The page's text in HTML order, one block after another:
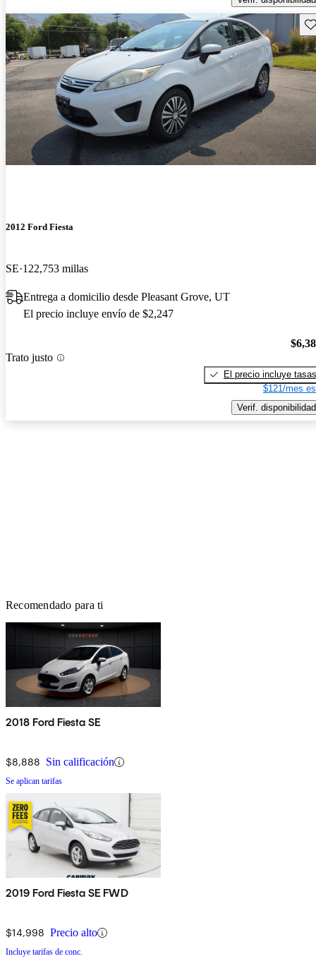
2012 Ford Fiesta
SE 122,753 millas
Entrega a domicilio desde Pleasant Grove, UT
El precio incluye envío de $2,247
Trato justo
El precio incluye tasas
$121/mes
Verif. disponibilidad
Recomendado para ti
2018 Ford Fiesta SE
$8,888 Sin calificación
Se aplican tarifas
2019 Ford Fiesta SE FWD
$14,998 Precio alto
Incluye tarifas de conc.